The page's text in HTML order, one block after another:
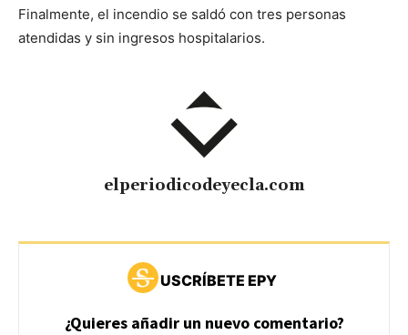
Finalmente, el incendio se saldó con tres personas
atendidas y sin ingresos hospitalarios.
elperiodicodeyecla.com
USCRÍBETE EPY
¿Quieres añadir un nuevo comentario?